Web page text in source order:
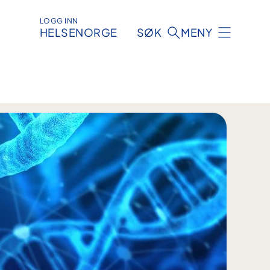
LOGG INN
HELSENORGE SØK MENY